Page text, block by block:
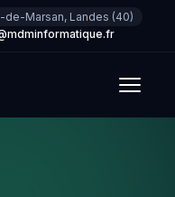
de-Marsan, Landes (40)